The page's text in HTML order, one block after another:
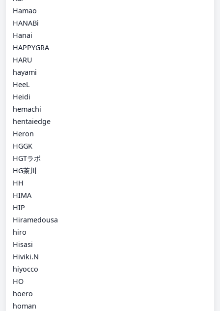
Hamao
HANABi
Hanai
HAPPYGRA
HARU
hayami
HeeL
Heidi
hemachi
hentaiedge
Heron
HGGK
HGTラボ
HG茶川
HH
HIMA
HIP
Hiramedousa
hiro
Hisasi
Hiviki.N
hiyocco
HO
hoero
homan